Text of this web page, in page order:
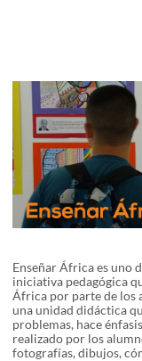
Enseñar África es uno
iniciativa pedagógica
África por parte de los
una unidad didáctica
problemas, hace
realizado por los
fotografías, dibujos,